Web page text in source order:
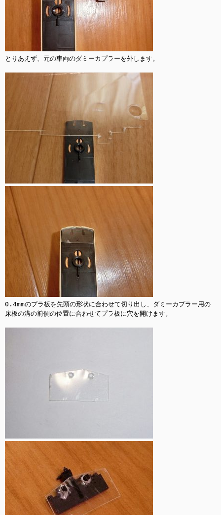
とりあえず、元の車両のダミーカプラーを外します。
0.4mmのプラ板を先頭の形状に合わせて切り出し、ダミーカプラー用の
床板の溝の前側の位置に合わせてプラ板に穴を開けます。